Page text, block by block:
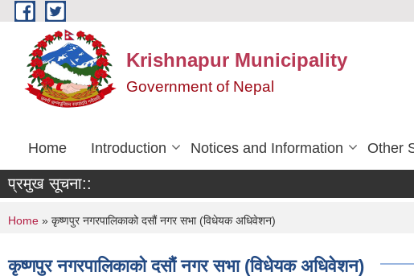
Skip to main content
Krishnapur Municipality
Government of Nepal
Home Introduction Notices and Information Other
प्रमुख सूचना::
You are here
Home » कृष्णपुर नगरपालिकाको दसौं नगर सभा (विधेयक अधिवेशन)
कृष्णपुर नगरपालिकाको दसौं नगर सभा (विधेयक अधिवेशन)